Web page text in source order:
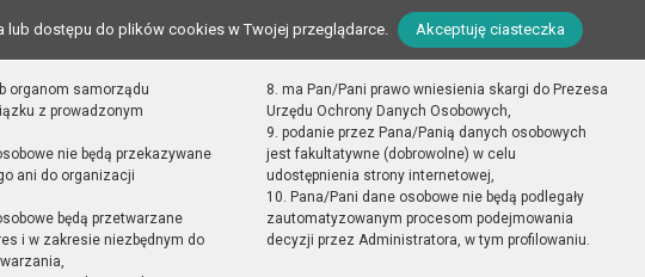
lub dostępu do plików cookies w Twojej przeglądarce. Akceptuję ciasteczka
organom samorządu
z prowadzonym
nie będą przekazywane
ani do organizacji
będą przetwarzane
i w zakresie niezbędnym do
8. ma Pan/Pani prawo wniesienia skargi do Prezesa
Urzędu Ochrony Danych Osobowych,
9. podanie przez Pana/Panią danych osobowych
jest fakultatywne (dobrowolne) w celu
udostępnienia strony internetowej,
10. Pana/Pani dane osobowe nie będą podlegały
zautomatyzowanym procesom podejmowania
decyzji przez Administratora, w tym profilowaniu.